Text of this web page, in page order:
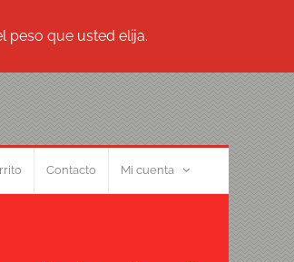
peso que usted elija.
Contacto Mi cuenta